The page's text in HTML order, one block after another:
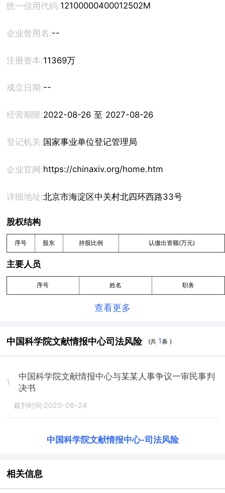
统一信用代码:12100000400012502M
企业曾用名:--
注册资本:11369万
成立日期:--
经营期限: 2022-08-26 至 2027-08-26
登记机关: 国家事业单位登记管理局
企业官网:https://chinaxiv.org/home.htm
详细地址:北京市海淀区中关村北四环西路33号
股权结构
序号 股东 持股比例 认缴出资额(万元)
主要人员
序号 姓名 职务
查看更多
中国科学院文献情报中心司法风险 (共 1条 )
1
中国科学院文献情报中心与某某人事争议一审民事判
决书
裁判时间:2020-06-24
中国科学院文献情报中心-司法风险
相关信息